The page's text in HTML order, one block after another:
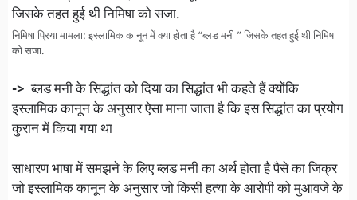
निमिषा प्रिया मामला: इस्लामिक कानून में क्या होता है “ब्लड मनी ” जिसके तहत हुई थी निमिषा
को सजा.
-> ब्लड मनी के सिद्धांत को दिया का सिद्धांत भी कहते हैं क्योंकि
इस्लामिक कानून के अनुसार ऐसा माना जाता है कि इस सिद्धांत का प्रयोग
कुरान में किया गया था
साधारण भाषा में समझने के लिए ब्लड मनी का अर्थ होता है पैसे का जिक्र
जो इस्लामिक कानून के अनुसार जो किसी हत्या के आरोपी को मुआवजे के